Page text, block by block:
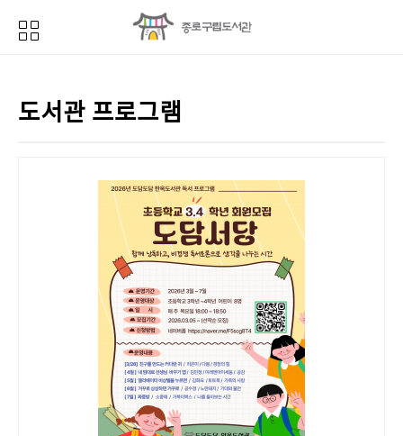
도서관 프로그램